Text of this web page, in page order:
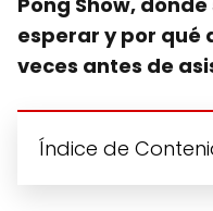
esperar y por qué
veces antes de
Índice de